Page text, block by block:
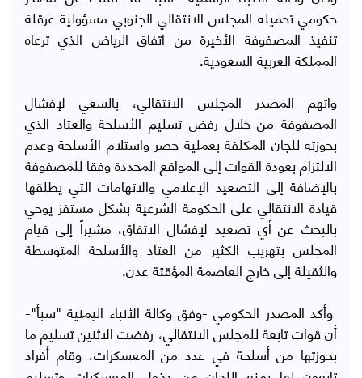
حكومي تحميله المجلس الانتقالي الجنوبي مسؤولية عرقلة
تنفيذ المصفوفة الأخيرة من اتفاق الرياض الذي ترعاه
المملكة العربية السعودية.
واتهم المصدر المجلس الانتقالي، بالسعي لإفشال
المصفوفة من خلال رفض تسليم الأسلحة والعتاد الذي
بحوزته للجان المكلفة بعملية حصر واستلام الأسلحة وعدم
الالتزام بعودة القوات إلى المواقع المحددة وفقا للمصفوفة
بالإضافة إلى التصعيد الإعلامي والاتهامات التي يطلقها
قيادة الانتقالي على الحكومة الشرعية بشكل مستفز يوحي
بالبحث عن أي تصعيد لإفشال الاتفاق، مشيراً إلى قيام
المجلس بتهريب الكثير من العتاد والأسلحة المتوسطة
والثقيلة إلى خارج العاصمة المؤقتة عدن.
وأكد المصدر الحكومي -وفق وكالة الأنباء اليمنية "سبأ"-
أن قوات تابعة للمجلس الانتقالي، رفضت الاثنين تسليم ما
بحوزتها من أسلحة في عدد من المعسكرات، وقام أفراد